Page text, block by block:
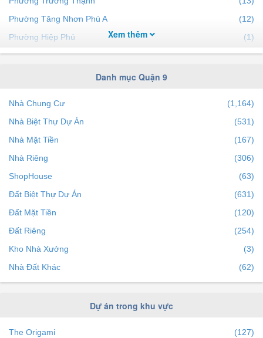
Phường Tăng Nhơn Phú A
(12)
Phường Hiệp Phú
(1)
Phường Phước Long A
(3)
Phường Phước Bình
(0)
Phường Tân Phú
(5)
Xem thêm
Danh mục Quận 9
Nhà Chung Cư
(1,164)
Nhà Biệt Thự Dự Án
(531)
Nhà Mặt Tiền
(167)
Nhà Riêng
(306)
ShopHouse
(63)
Đất Biệt Thự Dự Án
(631)
Đất Mặt Tiền
(120)
Đất Riêng
(254)
Kho Nhà Xưởng
(3)
Nhà Đất Khác
(62)
Dự án trong khu vực
The Origami
(127)